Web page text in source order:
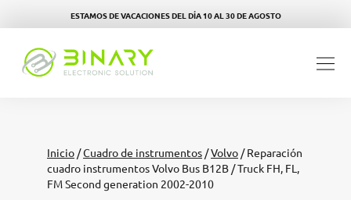
ESTAMOS DE VACACIONES DEL DÍA 10 AL 30 DE AGOSTO
Inicio /Cuadro de instrumentos /Volvo / Reparación
cuadro instrumentos Volvo Bus B12B / Truck FH, FL,
FM Second generation 2002-2010